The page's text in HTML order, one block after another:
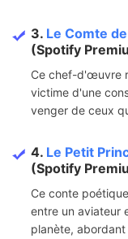
3. Le Comte
(Spotify
Ce chef-d'œuvre
victime d'une
venger de ceux
4. Le Petit
(Spotify
Ce conte
entre un aviateur
planète, abordant